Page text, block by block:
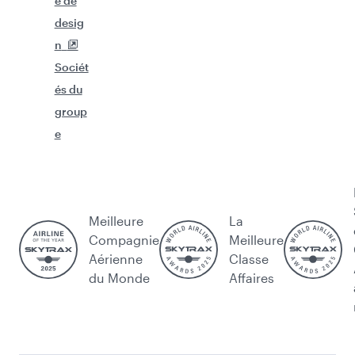
desig
n
Sociét
és du
group
e
Meilleure
Compagnie
Aérienne
du Monde
La
Meilleure
Classe
Affaires